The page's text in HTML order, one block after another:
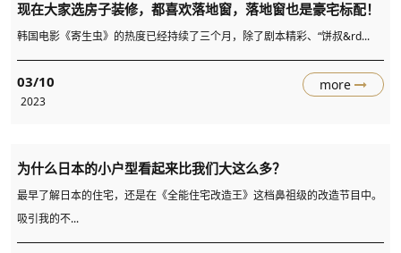
现在大家选房子装修，都喜欢落地窗，落地窗也是豪宅标配！
韩国电影《寄生虫》的热度已经持续了三个月，除了剧本精彩、“饼叔&rd...
03/10
2023
more
为什么日本的小户型看起来比我们大这么多？
最早了解日本的住宅，还是在《全能住宅改造王》这档鼻祖级的改造节目中。
吸引我的不...